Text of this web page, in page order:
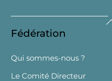
Fédération
Qui sommes-nous ?
Le Comité Directeur